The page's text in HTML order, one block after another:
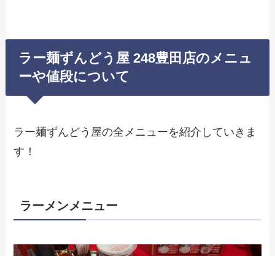
ラー麺ずんどう屋 248豊田店のメニュ
ーや値段について
ラー麺ずんどう屋の全メニューを紹介していきま
す！
ラーメンメニュー